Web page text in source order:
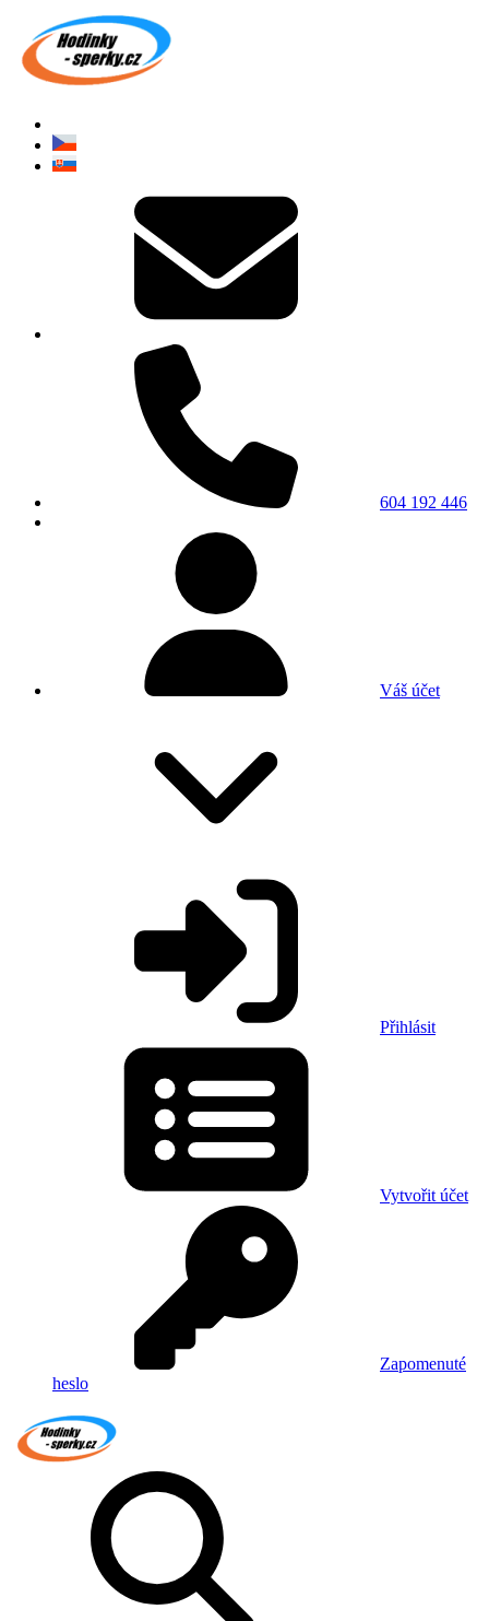
604 192 446
Váš účet
Přihlásit
Vytvořit účet
Zapomenuté
heslo